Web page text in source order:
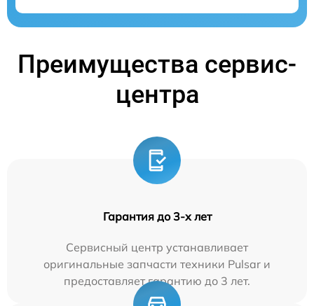
Преимущества сервис-
центра
Гарантия до 3-х лет
Сервисный центр устанавливает
оригинальные запчасти техники Pulsar и
предоставляет гарантию до 3 лет.